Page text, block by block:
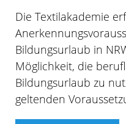
Die Textilakademie
Bildungsurlaub in
Möglichkeit, die
Bildungsurlaub zu
geltenden